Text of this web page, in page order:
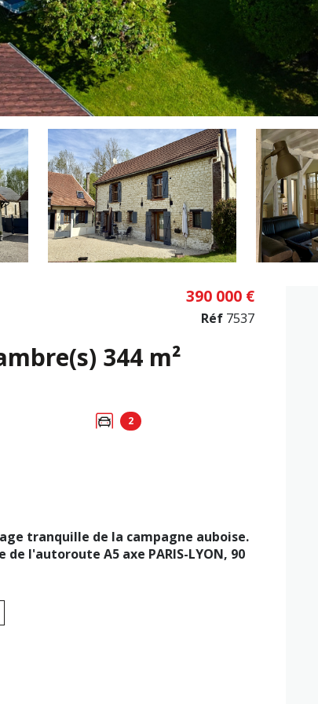
Propriete 10 pièce(s) 6 chambre(s) 344 m²
2
390 000 €
Réf 7537
tranquille de la campagne auboise.
de l'autoroute A5 axe PARIS-LYON, 90
une maison d'habitation, une
d'une grande pièce de vie